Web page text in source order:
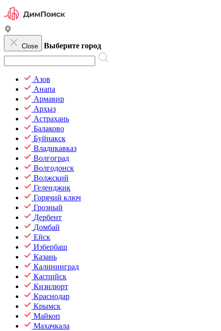
Close Выберите город
Азов
Анапа
Армавир
Архыз
Астрахань
Балаково
Буйнакск
Владикавказ
Волгоград
Волгодонск
Волжский
Геленджик
Горячий ключ
Грозный
Дербент
Домбай
Ейск
Избербаш
Казань
Калининград
Каспийск
Кизилюрт
Краснодар
Крымск
Майкоп
Махачкала